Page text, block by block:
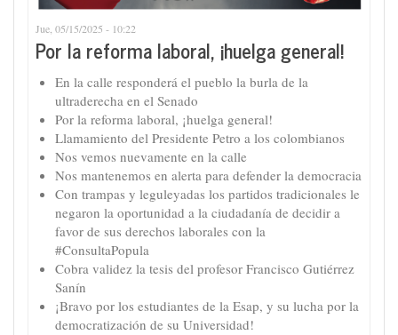
Jue, 05/15/2025 - 10:22
Por la reforma laboral, ¡huelga general!
En la calle responderá el pueblo la burla de la
ultraderecha en el Senado
Por la reforma laboral, ¡huelga general!
Llamamiento del Presidente Petro a los colombianos
Nos vemos nuevamente en la calle
Nos mantenemos en alerta para defender la democracia
Con trampas y leguleyadas los partidos tradicionales le
negaron la oportunidad a la ciudadanía de decidir a
favor de sus derechos laborales con la
#ConsultaPopula
Cobra validez la tesis del profesor Francisco Gutiérrez
Sanín
¡Bravo por los estudiantes de la Esap, y su lucha por la
democratización de su Universidad!